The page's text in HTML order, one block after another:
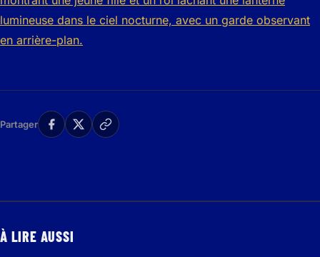
Partager
À LIRE AUSSI